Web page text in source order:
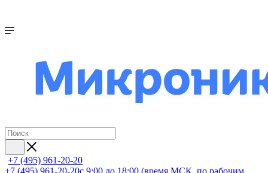
+7 (495) 961-20-20
+7 (495) 961-20-20с 9:00 до 18:00 (время МСК, по рабочим